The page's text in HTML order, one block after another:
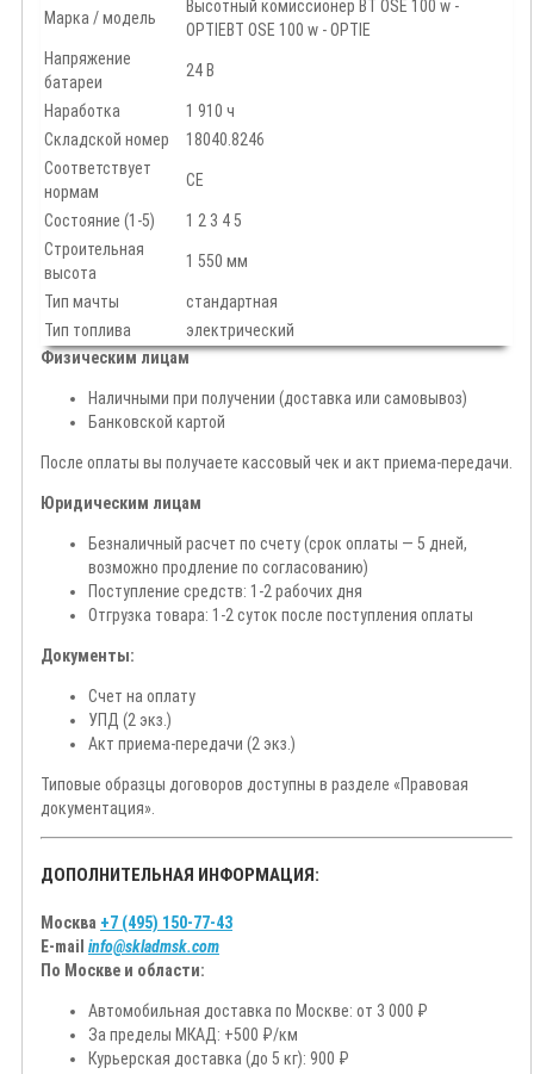
Марка / модель
Высотный комиссионер BT OSE 100 w -
OPTIEBT OSE 100 w - OPTIE
Напряжение
батареи
24 В
Наработка
1 910 ч
Складской номер
18040.8246
Соответствует
нормам
CE
Состояние (1-5)
1 2 3 4 5
Строительная
высота
1 550 мм
Тип мачты
стандартная
Тип топлива
электрический
Физическим лицам
Наличными при получении (доставка или самовывоз)
Банковской картой
После оплаты вы получаете кассовый чек и акт приема-передачи.
Юридическим лицам
Безналичный расчет по счету (срок оплаты — 5 дней,
возможно продление по согласованию)
Поступление средств: 1-2 рабочих дня
Отгрузка товара: 1-2 суток после поступления оплаты
Документы:
Счет на оплату
УПД (2 экз.)
Акт приема-передачи (2 экз.)
Типовые образцы договоров доступны в разделе «Правовая
документация».
ДОПОЛНИТЕЛЬНАЯ ИНФОРМАЦИЯ:
Москва +7 (495) 150-77-43
E-mail info@skladmsk.com
По Москве и области:
Автомобильная доставка по Москве: от 3 000 ₽
За пределы МКАД: +500 ₽/км
Курьерская доставка (до 5 кг): 900 ₽